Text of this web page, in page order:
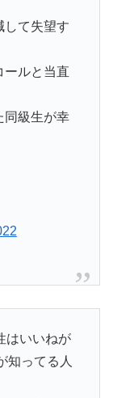
して失望す
ールと当直
同級生が幸
はいいねが
知ってる人